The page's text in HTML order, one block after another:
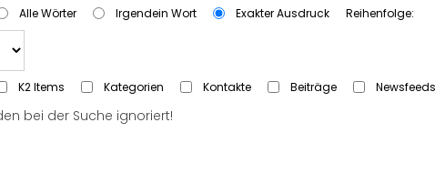
Alle Wörter Irgendein Wort Exakter Ausdruck Reihenfolge:
K2 Items Kategorien Kontakte Beiträge Newsfeeds
bei der Suche ignoriert!